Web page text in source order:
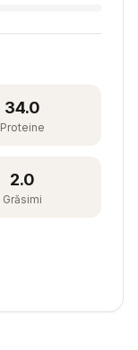
34.0
Proteine
2.0
Grăsimi